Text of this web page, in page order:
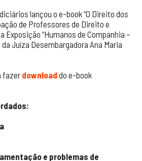
lançou o e-book “O Direito dos
de Professores de Direito e
Exposição “Humanos de Companhia –
Juíza Desembargadora Ana Maria
fazer download do e-book
e problemas de